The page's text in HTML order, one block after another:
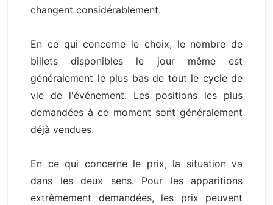
changent considérablement.
En ce qui concerne le choix, le nombre de
billets disponibles le jour même est
généralement le plus bas de tout le cycle de
vie de l'événement. Les positions les plus
demandées à ce moment sont généralement
déjà vendues.
En ce qui concerne le prix, la situation va
dans les deux sens. Pour les apparitions
extrêmement demandées, les prix peuvent